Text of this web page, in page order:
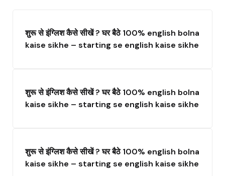
शुरू से इंग्लिश कैसे सीखें ? घर बैठे 100% english bolna
kaise sikhe – starting se english kaise sikhe
शुरू से इंग्लिश कैसे सीखें ? घर बैठे 100% english bolna
kaise sikhe – starting se english kaise sikhe
शुरू से इंग्लिश कैसे सीखें ? घर बैठे 100% english bolna
kaise sikhe – starting se english kaise sikhe